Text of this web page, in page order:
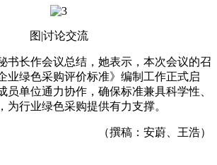
图|讨论交流
长作会议总结，她表示，本次会议的召
业绿色采购评价标准》编制工作正式启
员单位通力协作，确保标准兼具科学性、
为行业绿色采购提供有力支撑。
（撰稿：安蔚、王浩）